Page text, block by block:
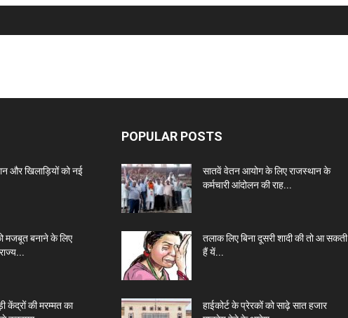
और खिलाड़ियों को नई
मजबूत बनाने के लिए
केंद्रों की मरम्मत का
POPULAR POSTS
सातवें वेतन आयोग के लिए राजस्थान के
कर्मचारी आंदोलन की राह...
तलाक लिए बिना दूसरी शादी की तो आ सकती
हैं यें...
हाईकोर्ट के प्रेरकों को साढ़े सात हजार